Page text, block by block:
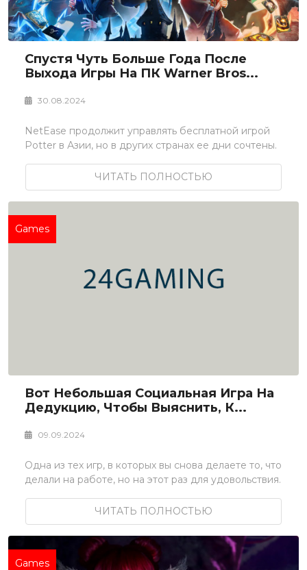
Спустя Чуть Больше Года После
Выхода Игры На ПК Warner Bros...
30.08.2024
NetEase продолжит управлять бесплатной игрой
Potter в Азии, но в других странах ее дни сочтены.
ЧИТАТЬ ПОЛНОСТЬЮ
Games
Вот Небольшая Социальная Игра На
Дедукцию, Чтобы Выяснить, К...
09.09.2024
Одна из тех игр, в которых вы снова делаете то, что
делали на работе, но на этот раз для удовольствия.
ЧИТАТЬ ПОЛНОСТЬЮ
Games